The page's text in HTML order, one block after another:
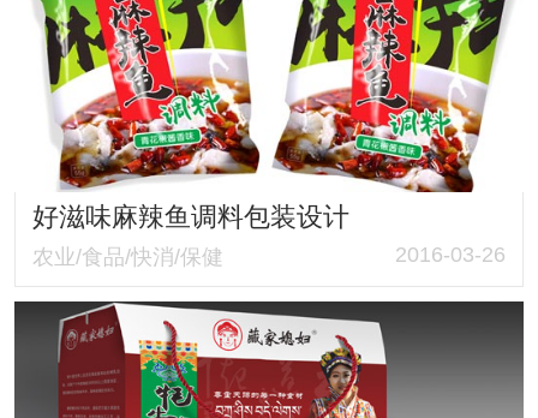
好滋味麻辣鱼调料包装设计
农业/食品/快消/保健 2016-03-26